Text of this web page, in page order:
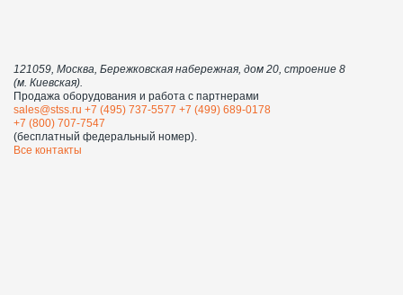
121059, Москва, Бережковская набережная, дом 20, строение 8
(м. Киевская).
Продажа оборудования и работа с партнерами
sales@stss.ru +7 (495) 737-5577 +7 (499) 689-0178
+7 (800) 707-7547
(бесплатный федеральный номер).
Все контакты